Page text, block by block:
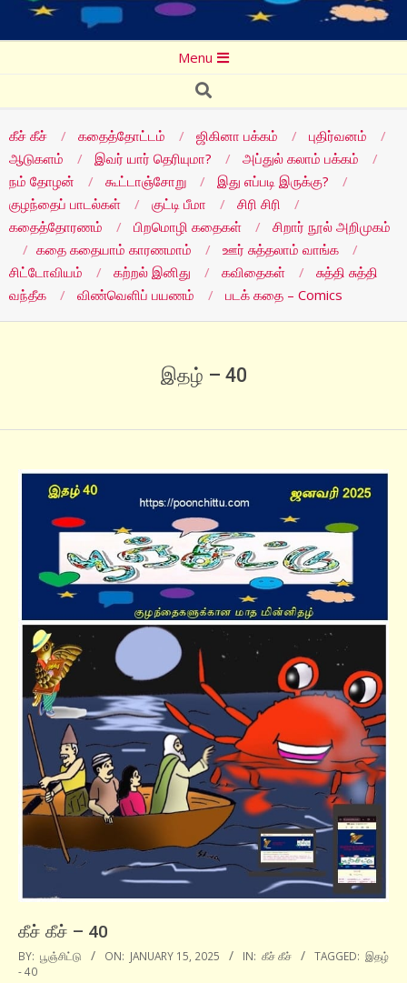
Menu
Search
கீச் கீச் கதைத்தோட்டம் ஜிகினா பக்கம்
புதிர்வனம்
ஆடுகளம்
இவர் யார் தெரியுமா?
அப்துல் கலாம் பக்கம்
நம் தோழன்
கூட்டாஞ்சோறு
இது எப்படி இருக்கு?
குழந்தைப் பாடல்கள்
குட்டி பீமா
சிரி சிரி
கதைத்தோரணம்
பிறமொழி கதைகள்
சிறார் நூல் அறிமுகம்
கதை கதையாம் காரணமாம்
ஊர் சுத்தலாம் வாங்க
சிட்டோவியம்
கற்றல் இனிது கவிதைகள்
சுத்தி சுத்தி
வந்தீக
விண்வெளிப் பயணம் படக் கதை – Comics
இதழ் – 40
கீச் கீச் – 40
2025-
01-
BY: பூஞ்சிட்டு ON: JANUARY 15, 2025 IN: கீச் கீச் TAGGED: இதழ்
- 40